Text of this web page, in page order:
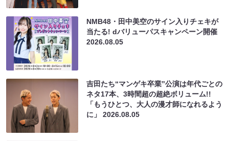
NMB48・田中美空のサイン入りチェキが
当たる! dバリューパスキャンペーン開催
2026.08.05
吉田たち“マンゲキ卒業”公演は年代ごとの
ネタ17本、3時間超の超絶ボリューム!!
「もうひとつ、大人の漫才師になれるよう
に」2026.08.05